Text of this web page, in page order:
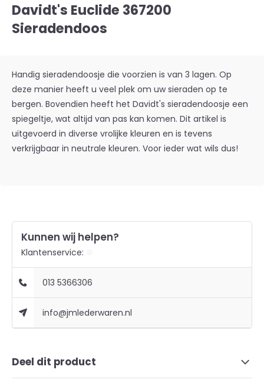
Davidt's Euclide 367200
Sieradendoos
Handig sieradendoosje die voorzien is van 3 lagen. Op
deze manier heeft u veel plek om uw sieraden op te
bergen. Bovendien heeft het Davidt's sieradendoosje een
spiegeltje, wat altijd van pas kan komen. Dit artikel is
uitgevoerd in diverse vrolijke kleuren en is tevens
verkrijgbaar in neutrale kleuren. Voor ieder wat wils dus!
Kunnen wij helpen?
Klantenservice:
013 5366306
info@jmlederwaren.nl
Deel dit product